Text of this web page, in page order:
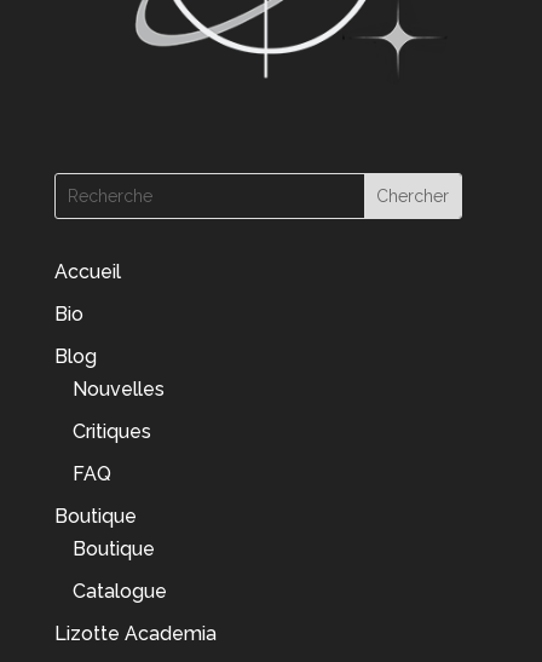
Accueil
Bio
Blog
Nouvelles
Critiques
FAQ
Boutique
Boutique
Catalogue
Lizotte Academia